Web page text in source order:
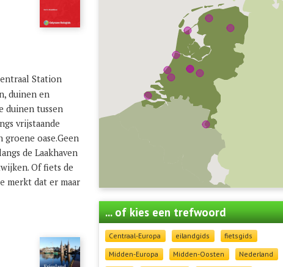
... of kies een trefwoord
Centraal-Europa eilandgids
fietsgids
Midden-Europa
Midden-Oosten
Nederland
Station
duinen en
duinen tussen
vrijstaande
oase.Geen
de Laakhaven
Of fiets de
merkt dat er maar